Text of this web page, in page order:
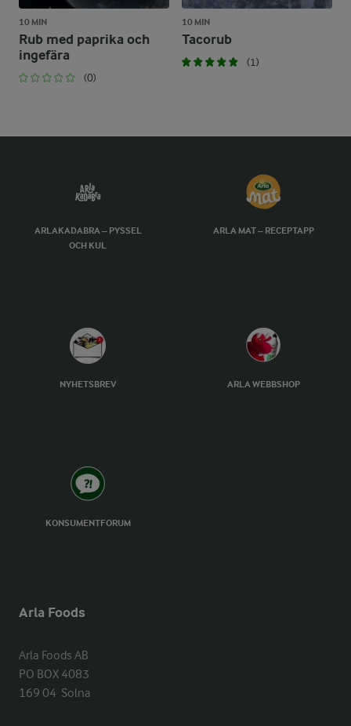
10 MIN
Rub med paprika och
ingefära
(0)
10 MIN
Tacorub
(1)
ARLAKADABRA – PYSSEL
OCH KUL
ARLA MAT – RECEPTAPP
NYHETSBREV ARLA WEBBSHOP
KONSUMENTFORUM
Arla Foods
Arla Foods AB
PO BOX 4083
169 04  Solna